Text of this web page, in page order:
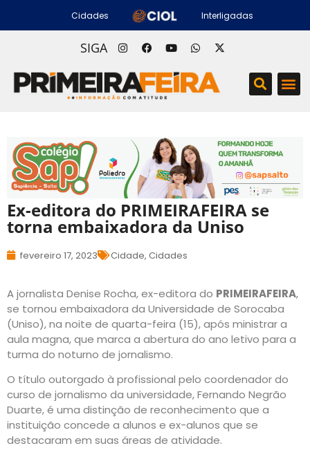
Cidades Interligadas
SIGA
Ex-editora do PRIMEIRAFEIRA se
torna embaixadora da Uniso
fevereiro 17, 2023 Cidade, Cidades
A jornalista Denise Rocha, ex-editora do PRIMEIRAFEIRA,
se tornou embaixadora da Universidade de Sorocaba
(Uniso), na noite de quarta-feira (15), após ministrar a
aula magna, que marca a abertura do ano letivo para a
turma do noturno de jornalismo.
O título outorgado à profissional pelo coordenador do
curso de jornalismo da universidade, Fernando Negrão
Duarte, é uma distinção de reconhecimento que a
instituição concede a alunos e ex-alunos que se
destacaram em suas áreas de atividade.